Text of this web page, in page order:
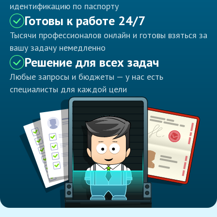
идентификацию по паспорту
Готовы к работе 24/7
Тысячи профессионалов онлайн и готовы взяться за
вашу задачу немедленно
Решение для всех задач
Любые запросы и бюджеты — у нас есть
специалисты для каждой цели